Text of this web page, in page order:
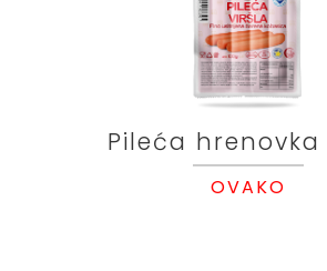
Pileća hrenovka
OVAKO